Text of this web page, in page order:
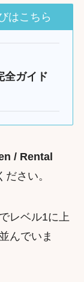
はこちら
全ガイド
/ Rental
さい。
レベル1に上
んでいま